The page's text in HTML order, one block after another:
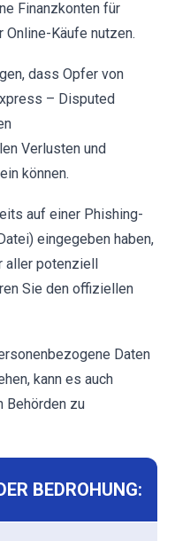
Finanzkonten für
Käufe nutzen.
dass Opfer von
– Disputed
Verlusten und
können.
auf einer Phishing-
eingegeben haben,
aller potenziell
Sie den offiziellen
Daten
kann es auch
Behörden zu
BEDROHUNG: